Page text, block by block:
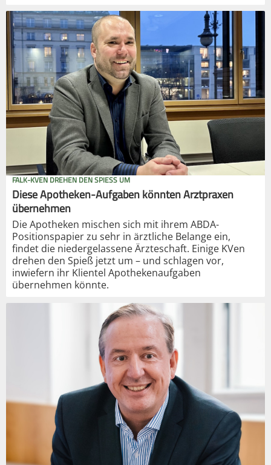
FALK-KVEN DREHEN DEN SPIESS UM
Diese Apotheken-Aufgaben könnten Arztpraxen
übernehmen
Die Apotheken mischen sich mit ihrem ABDA-
Positionspapier zu sehr in ärztliche Belange ein,
findet die niedergelassene Ärzteschaft. Einige KVen
drehen den Spieß jetzt um – und schlagen vor,
inwiefern ihr Klientel Apothekenaufgaben
übernehmen könnte.